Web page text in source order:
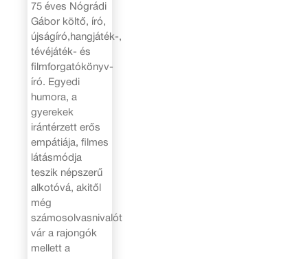
75 éves Nógrádi
Gábor költő, író,
újságíró,hangjáték-,
tévéjáték- és
filmforgatókönyv-
író. Egyedi
humora, a
gyerekek
irántérzett erős
empátiája, filmes
látásmódja
teszik népszerű
alkotóvá, akitől
még
számosolvasnivalót
vár a rajongók
mellett a